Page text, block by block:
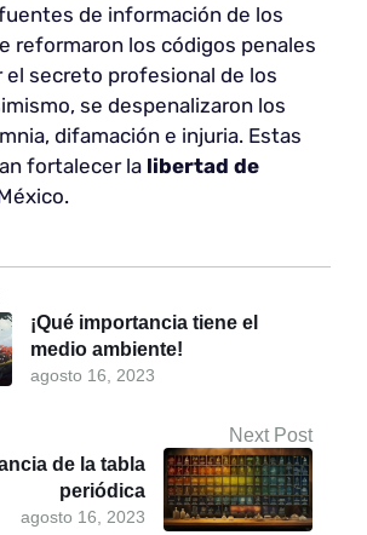
de información de los
reformaron los códigos penales
el secreto profesional de los
se despenalizaron los
difamación e injuria. Estas
fortalecer la libertad de
agosto 16, 2023
¡Qué importancia tiene el
medio ambiente!
Next Post
agosto 16, 2023
de la tabla
periódica